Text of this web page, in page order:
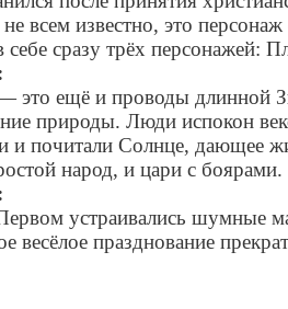
всем известно, это
себе сразу трёх персонажей:
это ещё и проводы длинной
природы. Люди испокон
и почитали Солнце, дающее
народ, и цари с боярами.
устраивались шумные
весёлое празднование